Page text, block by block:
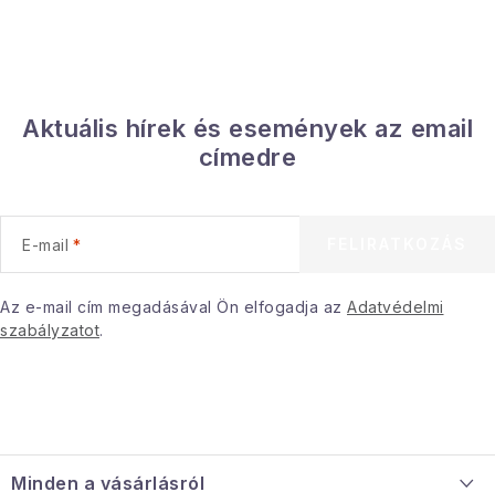
Aktuális hírek és események az email
címedre
E-mail
Az e-mail cím megadásával Ön elfogadja az Adatvédelmi
szabályzatot.
á
Minden a vásárlásról